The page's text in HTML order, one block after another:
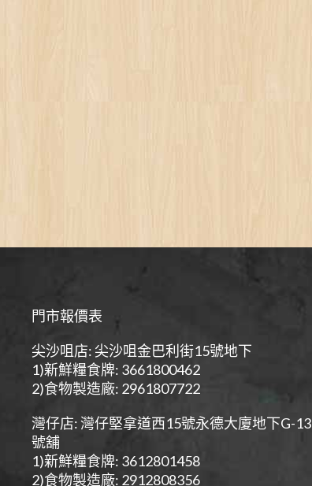
門市報價表
尖沙咀店: 尖沙咀金巴利街15號地下
1)新鮮糧食牌: 3661800462
2)食物製造廠: 2961807722
灣仔店: 灣仔堅拿道西15號永德大廈地下G-13
號舖
1)新鮮糧食牌: 3612801458
2)食物製造廠: 2912808356